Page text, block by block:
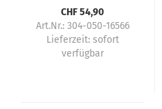
CHF 54,90
Art.Nr.: 304-050-16566
Lieferzeit: sofort
verfügbar